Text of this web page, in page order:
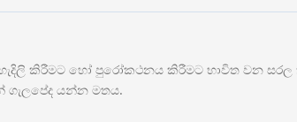
කිරීමට හෝ පුරෝකථනය කිරීමට භාවිත වන
යන්න මතය.